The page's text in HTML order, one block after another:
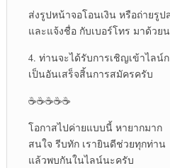
ส่งรูปหน้าจอโอนเงิน หรือถ่ายรู
และแจ้งชื่อ กับเบอร์โทร มาด้วย
4. ท่านจะได้รับการเชิญเข้าไลน์
เป็นอันเสร็จสิ้นการสมัครครับ
☕☕☕☕☕
โอกาสไปค่ายแบบนี้ หายากมาก
สนใจ รีบทัก เรายินดีช่วยทุกท่าน
แล้วพบกันในไลน์นะครับ